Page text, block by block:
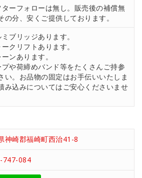
ターフォローは無し。販売後の補償無
の分、安くご提供しております。
ブリッジあります。
クリフトあります。
ンあります。
プや荷締めバンド等をたくさんご持参
い。お品物の固定はお手伝いいたしま
み込みについてはご安心くださいませ
神崎郡福崎町西治41-8
747-084